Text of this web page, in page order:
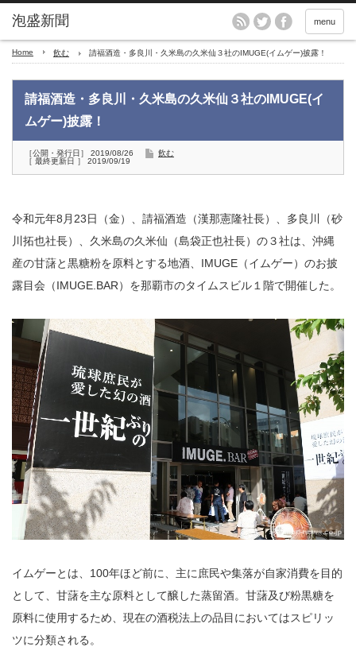
menu
Home 飲む 請福酒造・多良川・久米島の久米仙３社のIMUGE(イムゲー)披露！
請福酒造・多良川・久米島の久米仙３社のIMUGE(イ
ムゲー)披露！
［公開・発行日］ 2019/08/26
［ 最終更新日 ］ 2019/09/19
飲む
令和元年8月23日（金）、請福酒造（漢那憲隆社長）、多良川（砂
川拓也社長）、久米島の久米仙（島袋正也社長）の３社は、沖縄
産の甘藷と黒糖粉を原料とする地酒、IMUGE（イムゲー）のお披
露目会（IMUGE.BAR）を那覇市のタイムスビル１階で開催した。
イムゲーとは、100年ほど前に、主に庶民や集落が自家消費を目的
として、甘藷を主な原料として醸した蒸留酒。甘藷及び粉黒糖を
原料に使用するため、現在の酒税法上の品目においてはスピリッ
ツに分類される。